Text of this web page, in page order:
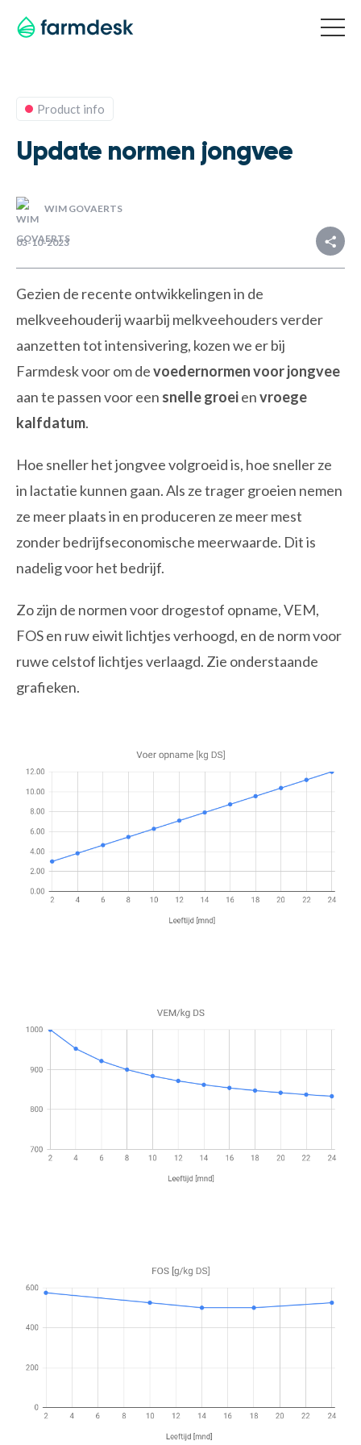
Product info
Update normen jongvee
WIM GOVAERTS
03-10-2023
Deel
Gezien de recente ontwikkelingen in de
melkveehouderij waarbij melkveehouders verder
aanzetten tot intensivering, kozen we er bij
Farmdesk voor om devoedernormen voor jongvee
aan te passen voor een snelle groeienvroege
kalfdatum.
Hoe sneller het jongvee volgroeid is, hoe sneller ze
in lactatie kunnen gaan. Als ze trager groeien nemen
ze meer plaats in en produceren ze meer mest
zonder bedrijfseconomische meerwaarde. Dit is
nadelig voor het bedrijf.
Zo zijn de normen voor drogestof opname, VEM,
FOS en ruw eiwit lichtjes verhoogd, en de norm voor
ruwe celstof lichtjes verlaagd. Zie onderstaande
grafieken.